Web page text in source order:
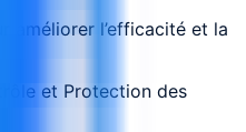
améliorer l’efficacité et la
et Protection des